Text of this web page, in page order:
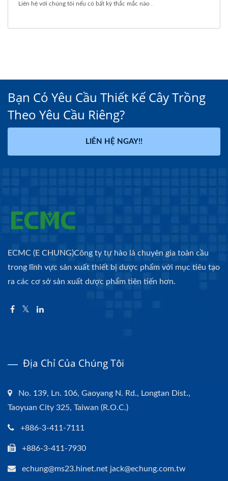
Liên hệ với chúng tôi nếu có bất kỳ thắc mắc nào
Bạn Có Yêu Cầu Thiết Kế Cây Trồng
Theo Yêu Cầu Riêng?
LIÊN HỆ NGAY!!
ECMC (E CHUNG)Công ty tự hào là chuyên gia toàn cầu
trong lĩnh vực sản xuất thiết bị dược phẩm với mục tiêu tạo
ra các cơ sở sản xuất dược phẩm tiên tiến hơn.
Địa Chỉ Của Chúng Tôi
No. 139, Ln. 106, Gaoyang N. Rd., Longtan Dist.,
Taoyuan City 325, Taiwan (R.O.C.)
+886-3-411-7111
+886-3-411-7930
echung@ms23.hinet.net jack@echung.com.tw